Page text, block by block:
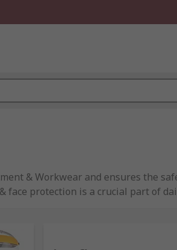
& Workwear and ensures the
face protection is a crucial part of
healthcare workers,